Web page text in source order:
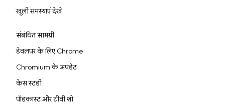
खुली समस्याएं देखें
संबंधित सामग्री
डेवलपर के लिए Chrome
Chromium के अपडेट
केस स्टडी
पॉडकास्ट और टीवी शो